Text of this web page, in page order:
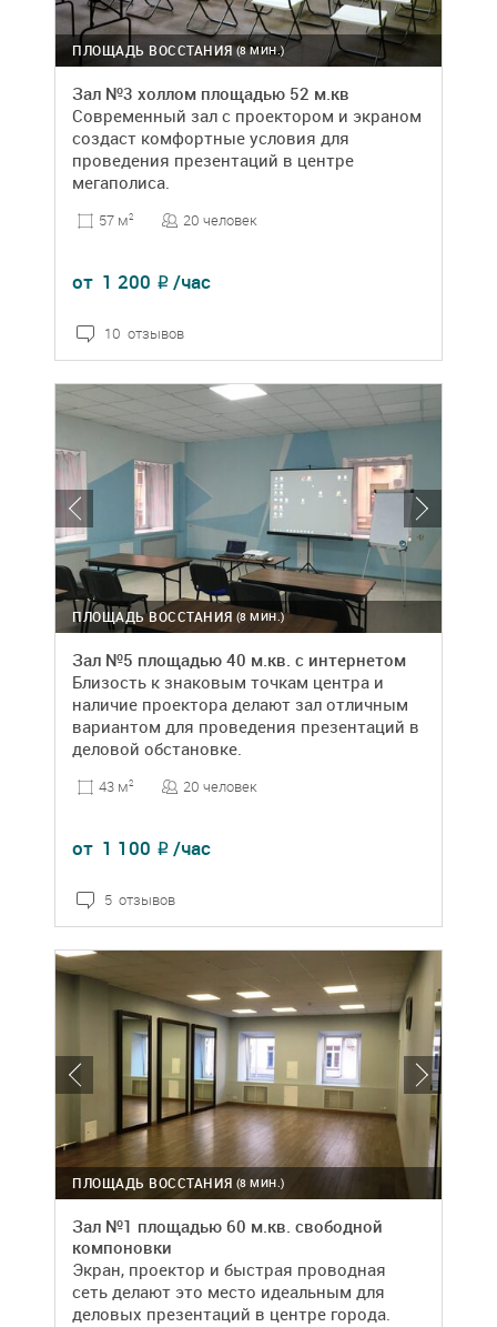
(8 МИН.)
ПЛОЩАДЬ ВОССТАНИЯ
Зал №3 холлом площадью 52 м.кв
Современный зал с проектором и экраном
создаст комфортные условия для
проведения презентаций в центре
мегаполиса.
57 м2 20 человек
от 1 200 ₽ /час
10 отзывов
(8 МИН.)
ПЛОЩАДЬ ВОССТАНИЯ
Зал №5 площадью 40 м.кв. с интернетом
Близость к знаковым точкам центра и
наличие проектора делают зал отличным
вариантом для проведения презентаций в
деловой обстановке.
43 м2 20 человек
от 1 100 ₽ /час
5 отзывов
(8 МИН.)
ПЛОЩАДЬ ВОССТАНИЯ
Зал №1 площадью 60 м.кв. свободной
компоновки
Экран, проектор и быстрая проводная
сеть делают это место идеальным для
деловых презентаций в центре города.